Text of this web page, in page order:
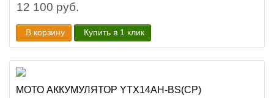
12 100 руб.
В корзину Купить в 1 клик
МОТО АККУМУЛЯТОР YTX14AH-BS(CP)